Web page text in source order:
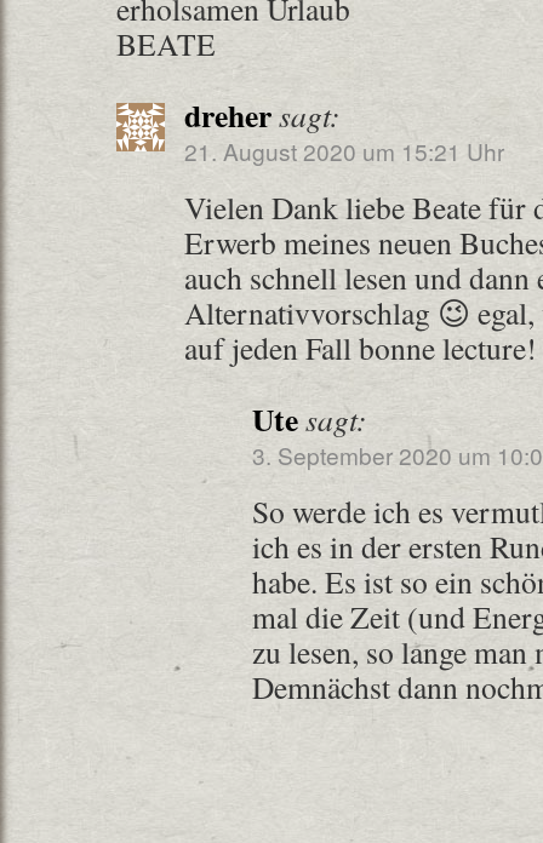
BEATE
drehersagt:
21. August 2020 um 15:21 Uhr
Vielen Dank liebe Beate für
Erwerb meines neuen
auch schnell lesen und
Alternativvorschlag 😉 egal,
auf jeden Fall bonne lecture!
Utesagt:
3. September 2020 um
So werde ich es
ich es in der ersten
habe. Es ist so ein
mal die Zeit (und
zu lesen, so lange
Demnächst dann